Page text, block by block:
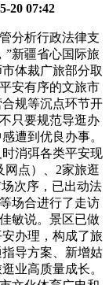
20 07:42
分析行政法律支
”新疆省心国际旅
体裁广旅部分取
安有序的文旅市
规等沉点环节开
只要规范导逛办
遭到优良办事。
消弭各类平安现
网点）、2家旅逛
次序，已出动法
场合进行了走访
敏说。景区已做
办理，构成了旅
导方案、新增姑
业高质量成长。